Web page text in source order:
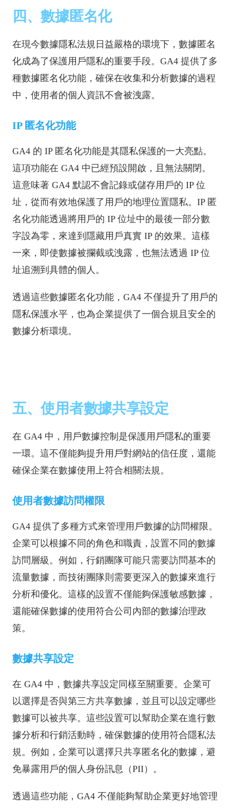
四、數據匿名化
在現今數據隱私法規日益嚴格的環境下，數據匿名
化成為了保護用戶隱私的重要手段。GA4 提供了多
種數據匿名化功能，確保在收集和分析數據的過程
中，使用者的個人資訊不會被洩露。
IP 匿名化功能
GA4 的 IP 匿名化功能是其隱私保護的一大亮點。
這項功能在 GA4 中已經預設開啟，且無法關閉。
這意味著 GA4 默認不會記錄或儲存用戶的 IP 位
址，從而有效地保護了用戶的地理位置隱私。IP 匿
名化功能透過將用戶的 IP 位址中的最後一部分數
字設為零，來達到隱藏用戶真實 IP 的效果。這樣
一來，即使數據被攔截或洩露，也無法透過 IP 位
址追溯到具體的個人。
透過這些數據匿名化功能，GA4 不僅提升了用戶的
隱私保護水平，也為企業提供了一個合規且安全的
數據分析環境。
五、使用者數據共享設定
在 GA4 中，用戶數據控制是保護用戶隱私的重要
一環。這不僅能夠提升用戶對網站的信任度，還能
確保企業在數據使用上符合相關法規。
使用者數據訪問權限
GA4 提供了多種方式來管理用戶數據的訪問權限。
企業可以根據不同的角色和職責，設置不同的數據
訪問層級。例如，行銷團隊可能只需要訪問基本的
流量數據，而技術團隊則需要更深入的數據來進行
分析和優化。這樣的設置不僅能夠保護敏感數據，
還能確保數據的使用符合公司內部的數據治理政
策。
數據共享設定
在 GA4 中，數據共享設定同樣至關重要。企業可
以選擇是否與第三方共享數據，並且可以設定哪些
數據可以被共享。這些設置可以幫助企業在進行數
據分析和行銷活動時，確保數據的使用符合隱私法
規。例如，企業可以選擇只共享匿名化的數據，避
免暴露用戶的個人身份訊息（PII）。
透過這些功能，GA4 不僅能夠幫助企業更好地管理